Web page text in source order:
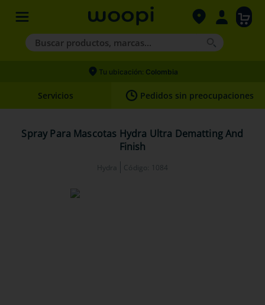
Buscar productos, marcas...
Términos más buscados
2.
hills
3.
nexgard
Tu ubicación: Colombia
Servicios Pedidos sin preocupaciones
Spray Para Mascotas Hydra Ultra Dematting And
Finish
Hydra Código: 1084